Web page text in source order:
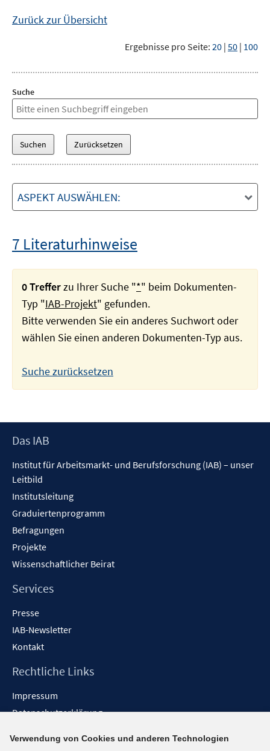
Zurück zur Übersicht
Ergebnisse pro Seite: 20 | 50 | 100
Suche
ASPEKT AUSWÄHLEN:
7 Literaturhinweise
0 Trefferzu Ihrer Suche "*" beim Dokumenten-
Typ "IAB-Projekt" gefunden.
Bitte verwenden Sie ein anderes Suchwort oder
wählen Sie einen anderen Dokumenten-Typ aus.
Suche zurücksetzen
Footer
Das IAB
Institut für Arbeitsmarkt- und Berufsforschung (IAB) – unser
Leitbild
Institutsleitung
Graduiertenprogramm
Befragungen
Projekte
Wissenschaftlicher Beirat
Services
Presse
IAB-Newsletter
Kontakt
Rechtliche Links
Impressum
Datenschutzerklärung
Barrieren melden
Verwendung von Cookies und anderen Technologien